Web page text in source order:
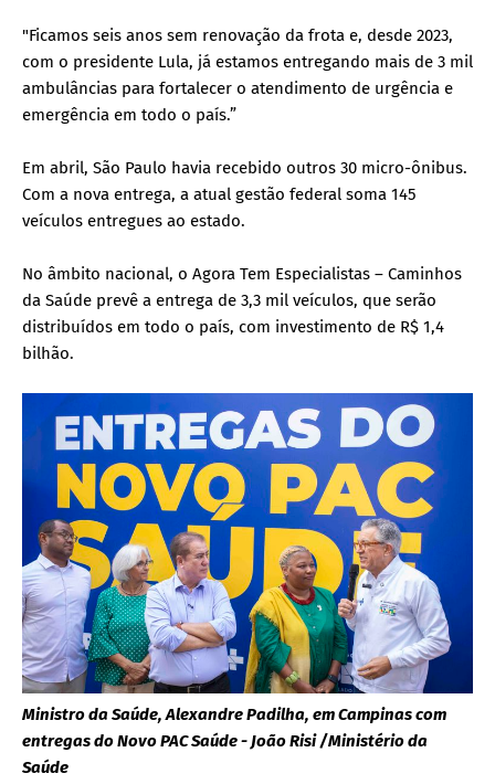
"Ficamos seis anos sem renovação da frota e, desde 2023,
com o presidente Lula, já estamos entregando mais de 3 mil
ambulâncias para fortalecer o atendimento de urgência e
emergência em todo o país.”
Em abril, São Paulo havia recebido outros 30 micro-ônibus.
Com a nova entrega, a atual gestão federal soma 145
veículos entregues ao estado.
No âmbito nacional, o Agora Tem Especialistas – Caminhos
da Saúde prevê a entrega de 3,3 mil veículos, que serão
distribuídos em todo o país, com investimento de R$ 1,4
bilhão.
Ministro da Saúde, Alexandre Padilha, em Campinas com
entregas do Novo PAC Saúde - João Risi /Ministério da
Saúde